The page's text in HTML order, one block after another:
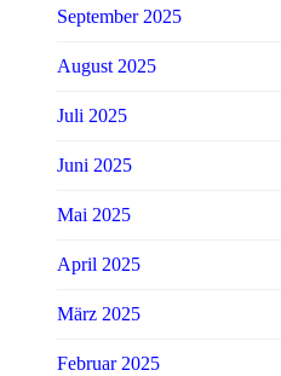
September 2025
August 2025
Juli 2025
Juni 2025
Mai 2025
April 2025
März 2025
Februar 2025